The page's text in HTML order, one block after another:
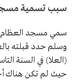
سبب تسمية
سمي مسجد العظام
وسلم حدد قبلته
(العلا) في السنة
حيث لم تكن هناك